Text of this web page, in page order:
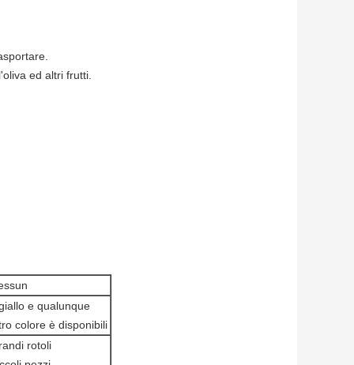
ed altri frutti.
e qualunque
colore è disponibili
rotoli